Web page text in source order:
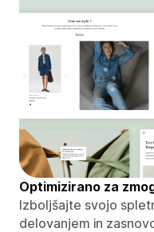
Optimizirano za
Izboljšajte svojo
delovanjem in